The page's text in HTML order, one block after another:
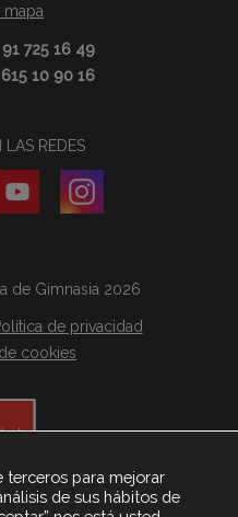
mapa
91 725 16 49
615 10 90 16
LAS REDES
de Gimnasia 2026
de privacidad
cookies
terceros para mejorar
de sus hábitos de